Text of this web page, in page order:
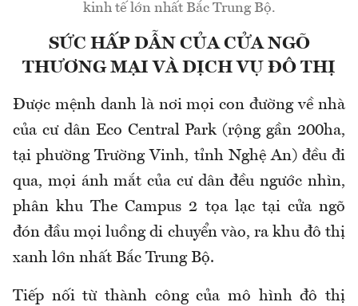
kinh tế lớn nhất Bắc Trung Bộ.
SỨC HẤP DẪN CỦA CỬA NGÕ
THƯƠNG MẠI VÀ DỊCH VỤ ĐÔ THỊ
Được mệnh danh là nơi mọi con đường về nhà
của cư dân Eco Central Park (rộng gần 200ha,
tại phường Trường Vinh, tỉnh Nghệ An) đều đi
qua, mọi ánh mắt của cư dân đều ngước nhìn,
phân khu The Campus 2 tọa lạc tại cửa ngõ
đón đầu mọi luồng di chuyển vào, ra khu đô thị
xanh lớn nhất Bắc Trung Bộ.
Tiếp nối từ thành công của mô hình đô thị